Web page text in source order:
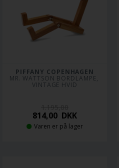
PIFFANY COPENHAGEN
MR. WATTSON BORDLAMPE,
VINTAGE HVID
814,00 DKK
Varen er på lager